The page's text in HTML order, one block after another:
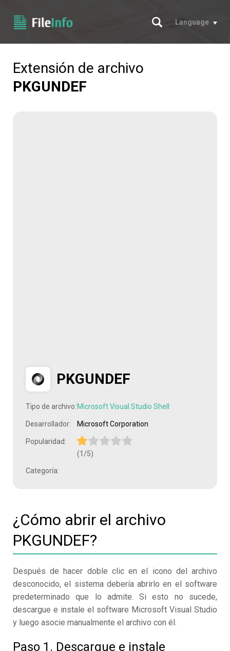
Buscar
Language
Extensión de archivo
PKGUNDEF
PKGUNDEF
Tipo de archivo: Microsoft Visual Studio Shell
Desarrollador: Microsoft Corporation
Popularidad:
(1/5)
Categoría:
¿Cómo abrir el archivo
PKGUNDEF?
Después de hacer doble clic en el icono del archivo
desconocido, el sistema debería abrirlo en el software
predeterminado que lo admite. Si esto no sucede,
descargue e instale el software Microsoft Visual Studio
y luego asocie manualmente el archivo con él.
Paso 1. Descargue e instale